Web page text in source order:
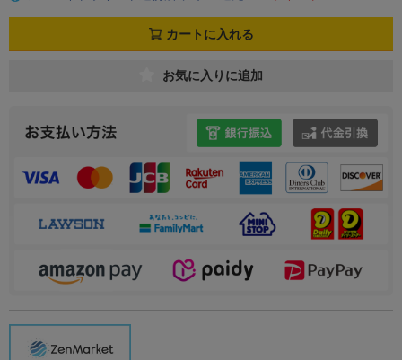
カートに入れる
お気に入りに追加